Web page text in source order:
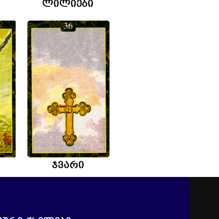
ლილიები
ჯვარი